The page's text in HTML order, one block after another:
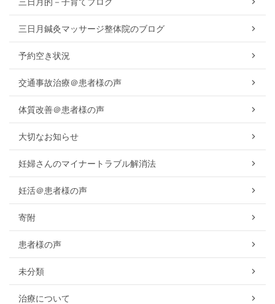
三日月鍼灸マッサージ整体院のブログ
予約空き状況
交通事故治療＠患者様の声
体質改善＠患者様の声
大切なお知らせ
妊婦さんのマイナートラブル解消法
妊活＠患者様の声
寄附
患者様の声
未分類
治療について